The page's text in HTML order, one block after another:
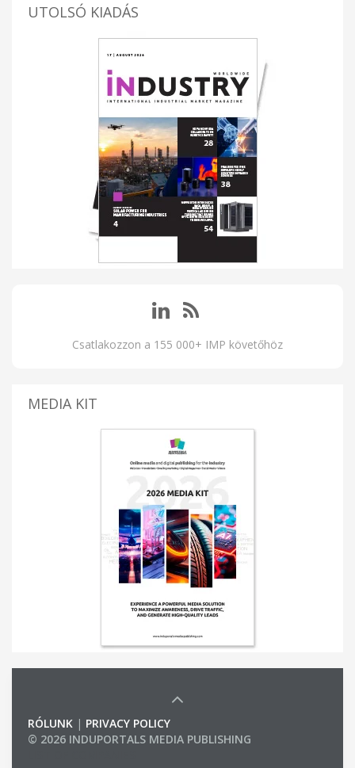
UTOLSÓ KIADÁS
Csatlakozzon a 155 000+ IMP követőhöz
MEDIA KIT
RÓLUNK | PRIVACY POLICY
© 2026 INDUPORTALS MEDIA PUBLISHING